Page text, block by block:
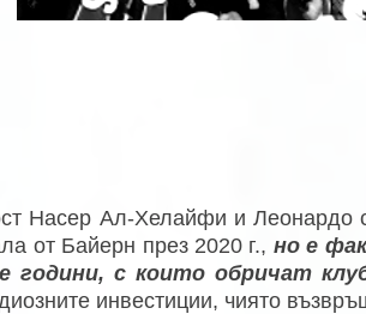
Насер Ал-Хелайфи и Леонардо
от Байерн през 2020 г., но е
години, с които обричат
инвестиции, чиято